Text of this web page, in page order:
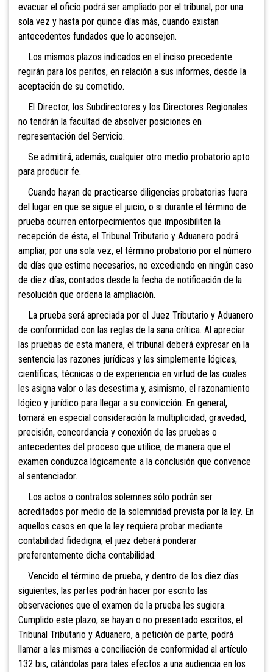
evacuar el oficio podrá ser ampliado por el tribunal, por una
sola vez y hasta por quince días más, cuando existan
antecedentes fundados que lo aconsejen.
Los mismos plazos indicados en el inciso precedente
regirán para los peritos, en relación a sus informes, desde la
aceptación de su cometido.
El Director, los Subdirectores y los Directores Regionales
no tendrán la facultad de absolver posiciones en
representación del Servicio.
Se admitirá, además, cualquier otro medio probatorio apto
para producir fe.
Cuando hayan de practicarse diligencias probatorias fuera
del lugar en que se sigue el juicio, o si durante el término de
prueba ocurren entorpecimientos que imposibiliten la
recepción de ésta, el Tribunal Tributario y Aduanero podrá
ampliar, por una sola vez, el término probatorio por el número
de días que estime necesarios, no excediendo en ningún caso
de diez días, contados desde la fecha de notificación de la
resolución que ordena la ampliación.
La prueba será apreciada por el Juez Tributario y Aduanero
de conformidad con las reglas de la sana crítica. Al apreciar
las pruebas de esta manera, el tribunal deberá expresar en la
sentencia las razones jurídicas y las simplemente lógicas,
científicas, técnicas o de experiencia en virtud de las cuales
les asigna valor o las desestima y, asimismo, el razonamiento
lógico y jurídico para llegar a su convicción. En general,
tomará en especial consideración la multiplicidad, gravedad,
precisión, concordancia y conexión de las pruebas o
antecedentes del proceso que utilice, de manera que el
examen conduzca lógicamente a la conclusión que convence
al sentenciador.
Los actos o contratos solemnes sólo podrán ser
acreditados por medio de la solemnidad prevista por la ley. En
aquellos casos en que la ley requiera probar mediante
contabilidad fidedigna, el juez deberá ponderar
preferentemente dicha contabilidad.
Vencido el término de prueba, y dentro de los diez días
siguientes, las partes podrán hacer por escrito las
observaciones que el examen de la prueba les sugiera.
Cumplido este plazo, se hayan o no presentado escritos, el
Tribunal Tributario y Aduanero, a petición de parte, podrá
llamar a las mismas a conciliación de conformidad al artículo
132 bis, citándolas para tales efectos a una audiencia en los